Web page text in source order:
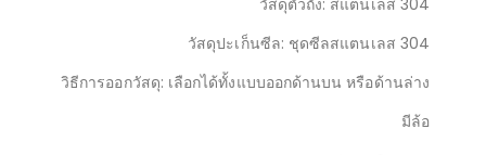
วัสดุปะเก็นซีล: ชุดซีลสแตนเลส 304
วิธีการออกวัสดุ: เลือกได้ทั้งแบบออกด้านบน หรือด้านล่าง
มีล้อ